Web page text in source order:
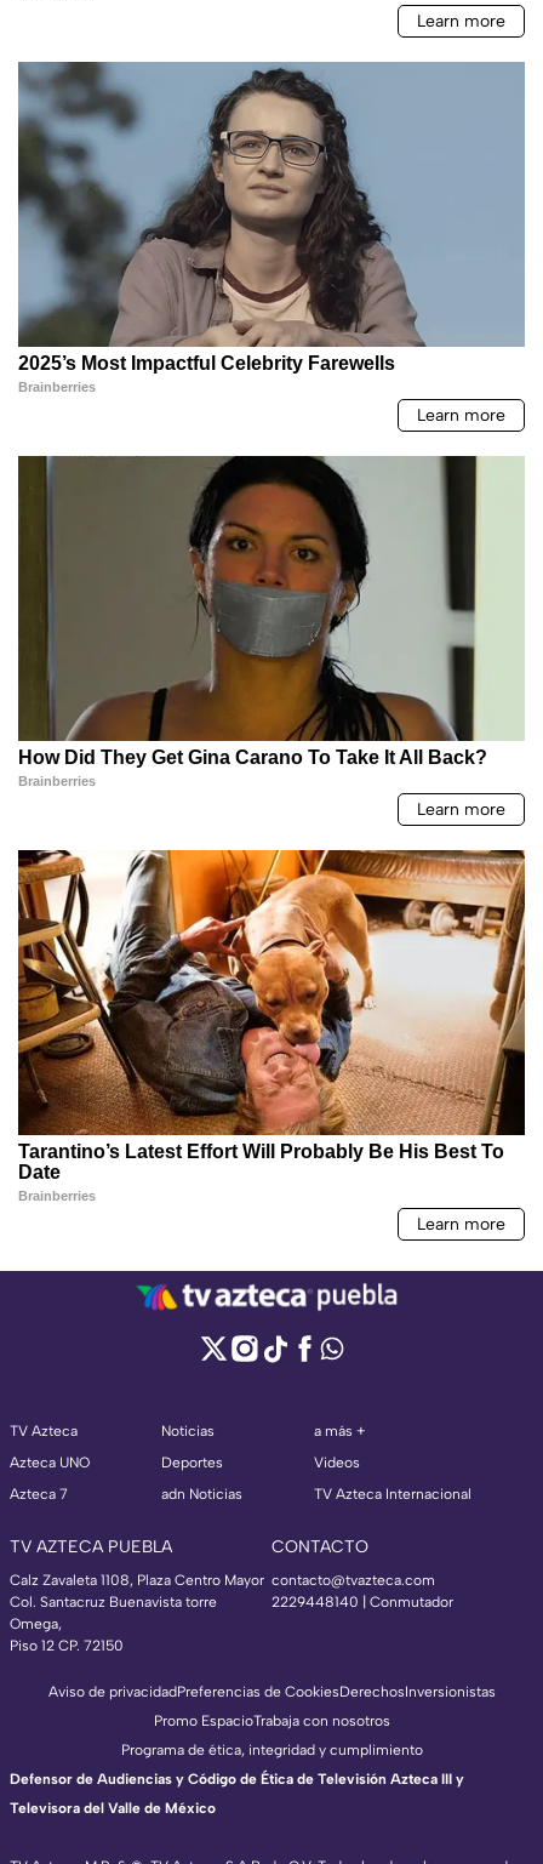
TV Azteca
Azteca UNO
Azteca 7
Noticias
Deportes
adn Noticias
a más +
Videos
TV Azteca Internacional
TV AZTECA PUEBLA
Calz Zavaleta 1108, Plaza Centro Mayor
Col. Santacruz Buenavista torre
Omega,
Piso 12 CP. 72150
CONTACTO
contacto@tvazteca.com
2229448140 | Conmutador
Aviso de privacidadPreferencias de CookiesDerechosInversionistas
Promo EspacioTrabaja con nosotros
Programa de ética, integridad y cumplimiento
Defensor de Audiencias y Código de Ética de Televisión Azteca III y
Televisora del Valle de México